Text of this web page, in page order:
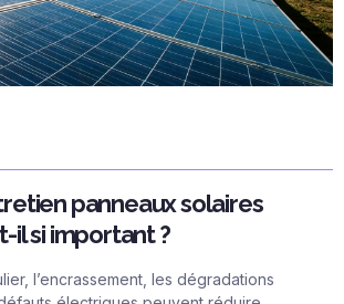
panneaux solaires
il si important ?
l’encrassement, les dégradations